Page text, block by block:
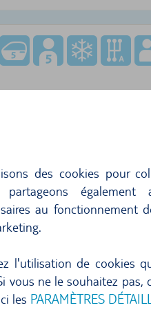
des cookies pour
également
au fonctionnement
l'utilisation de cookies
vous ne le souhaitez pas,
les PARAMÈTRES
24 heures avant la
Réserver maintenant